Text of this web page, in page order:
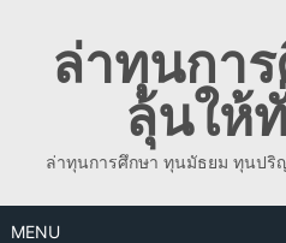
contentล่าทุนกา
ลุ้นให้
ล่าทุนการศึกษา ทุนมัธยม ทุนปริ
MENU